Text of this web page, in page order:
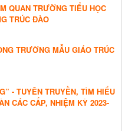
QUAN TRƯỜNG TIỂU HỌC
TRÚC ĐÀO
TRƯỜNG MẪU GIÁO TRÚC
- TUYÊN TRUYỀN, TÌM HIỂU
CÁC CẤP, NHIỆM KỲ 2023-